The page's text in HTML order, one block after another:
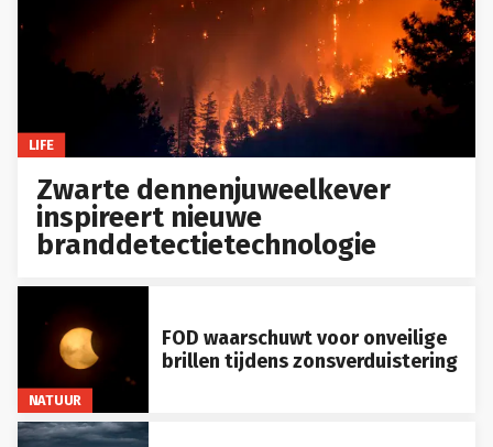
LIFE
Zwarte dennenjuweelkever
inspireert nieuwe
branddetectietechnologie
NATUUR
FOD waarschuwt voor onveilige
brillen tijdens zonsverduistering